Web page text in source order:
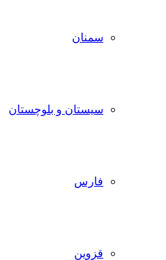
سمنان
سیستان و بلوچستان
فارس
قزوین